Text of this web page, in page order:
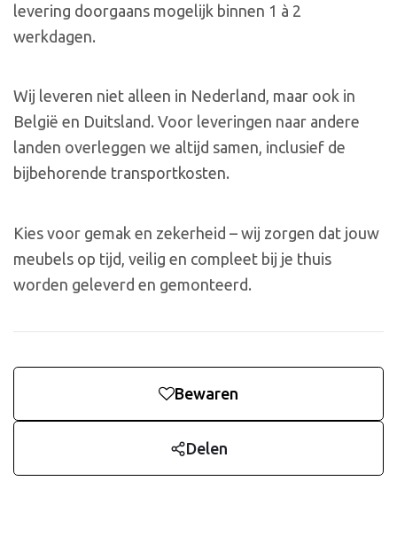
levering doorgaans mogelijk binnen 1 à 2
werkdagen.
Wij leveren niet alleen in Nederland, maar ook in
België en Duitsland. Voor leveringen naar andere
landen overleggen we altijd samen, inclusief de
bijbehorende transportkosten.
Kies voor gemak en zekerheid – wij zorgen dat jouw
meubels op tijd, veilig en compleet bij je thuis
worden geleverd en gemonteerd.
Bewaren
Delen